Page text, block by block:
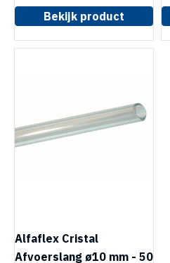
Bekijk product
Alfaflex Cristal
Afvoerslang ø10 mm - 50